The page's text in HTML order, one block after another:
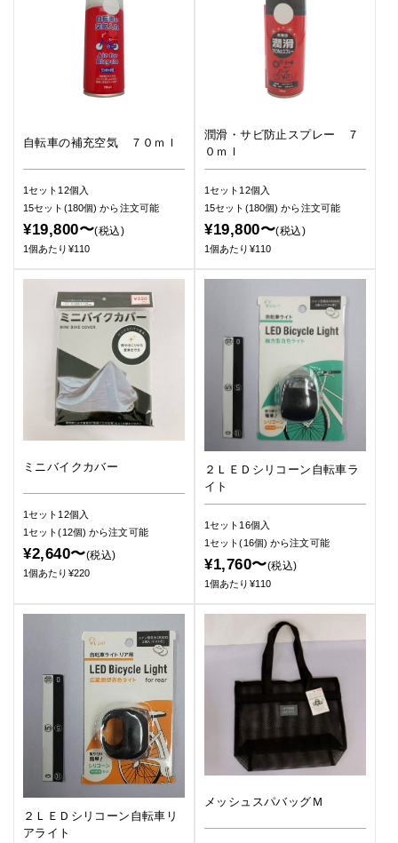
自転車の補充空気 ７０ｍｌ
1セット12個入
15セット(180個)から注文可能
¥19,800〜(税込)
1個あたり¥110
潤滑・サビ防止スプレー ７
０ｍｌ
1セット12個入
15セット(180個)から注文可能
¥19,800〜(税込)
1個あたり¥110
ミニバイクカバー
1セット12個入
1セット(12個)から注文可能
¥2,640〜(税込)
1個あたり¥220
２ＬＥＤシリコーン自転車ラ
イト
1セット16個入
1セット(16個)から注文可能
¥1,760〜(税込)
1個あたり¥110
２ＬＥＤシリコーン自転車リ
アライト
メッシュスパバッグＭ